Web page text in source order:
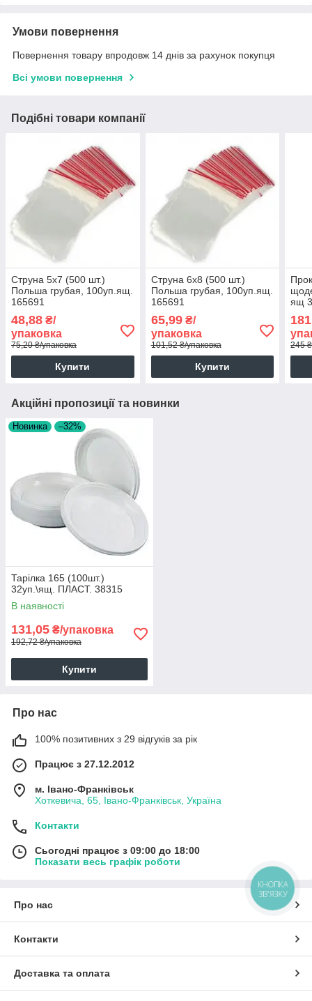
Умови повернення
Повернення товару впродовж 14 днів за рахунок покупця
Всі умови повернення
Подібні товари компанії
Струна 5х7 (500 шт.)
Польша грубая, 100уп.ящ.
165691
48,88 ₴/
упаковка
75,20 ₴/упаковка
Купити
Струна 6х8 (500 шт.)
Польша грубая, 100уп.ящ.
165691
65,99₴/
упаковка
101,52 ₴/упаковка
Купити
ящ
245
Акційні пропозиції та новинки
Новинка –32%
Тарілка 165 (100шт.)
32уп.\ящ. ПЛАСТ. 38315
В наявності
131,05 ₴/упаковка
192,72 ₴/упаковка
Купити
Про нас
100% позитивних з 29 відгуків за рік
Працює з 27.12.2012
м. Івано-Франківськ
Хоткевича, 65, Івано-Франківськ, Україна
Контакти
Сьогодні працює з 09:00 до 18:00
Показати весь графік роботи
Про нас
Контакти
Доставка та оплата
КНОПКА
ЗВ'ЯЗКУ